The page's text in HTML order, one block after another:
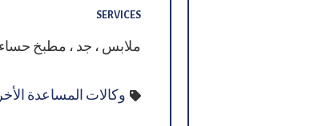
SERVICES
ملابس ، جد ، مطبخ
وكالات المساعدة